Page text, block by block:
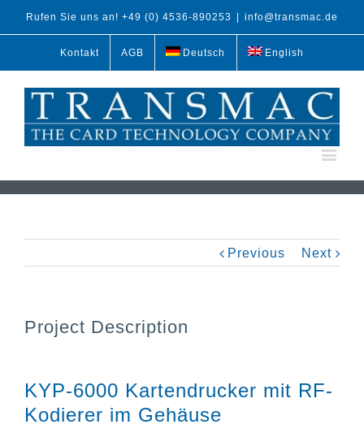
Rufen Sie uns an! +49 (0) 4536-890253 info@transmac.de
Kontakt AGB Deutsch English
Previous Next
Project Description
KYP-6000 Kartendrucker mit RF-
Kodierer im Gehäuse